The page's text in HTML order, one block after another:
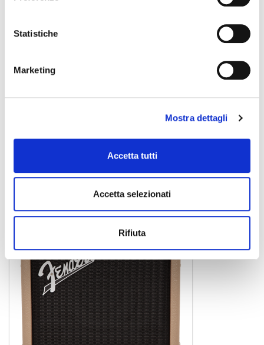
Statistiche
Marketing
Mostra dettagli
Accetta tutti
Accetta selezionati
Rifiuta
FENDER